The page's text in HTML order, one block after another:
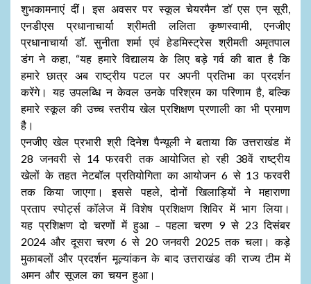
शुभकामनाएं दीं। इस अवसर पर स्कूल चेयरमैन डॉ एस एन सूरी,
एनडीएस प्रधानाचार्या श्रीमती ललिता कृष्णस्वामी, एनजीए
प्रधानाचार्या डॉ. सुनीता शर्मा एवं हेडमिस्ट्रेस श्रीमती अमृतपाल
डंग ने कहा, “यह हमारे विद्यालय के लिए बड़े गर्व की बात है कि
हमारे छात्र अब राष्ट्रीय पटल पर अपनी प्रतिभा का प्रदर्शन
करेंगे। यह उपलब्धि न केवल उनके परिश्रम का परिणाम है, बल्कि
हमारे स्कूल की उच्च स्तरीय खेल प्रशिक्षण प्रणाली का भी प्रमाण
है।
एनजीए खेल प्रभारी श्री दिनेश पैन्यूली ने बताया कि उत्तराखंड में
28 जनवरी से 14 फरवरी तक आयोजित हो रही 38वें राष्ट्रीय
खेलों के तहत नेटबॉल प्रतियोगिता का आयोजन 6 से 13 फरवरी
तक किया जाएगा। इससे पहले, दोनों खिलाड़ियों ने महाराणा
प्रताप स्पोर्ट्स कॉलेज में विशेष प्रशिक्षण शिविर में भाग लिया।
यह प्रशिक्षण दो चरणों में हुआ – पहला चरण 9 से 23 दिसंबर
2024 और दूसरा चरण 6 से 20 जनवरी 2025 तक चला। कड़े
मुकाबलों और प्रदर्शन मूल्यांकन के बाद उत्तराखंड की राज्य टीम में
अमन और सूजल का चयन हुआ।